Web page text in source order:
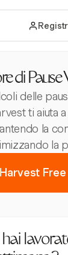
di Pause
delle
ti aiuta
la
la
Free